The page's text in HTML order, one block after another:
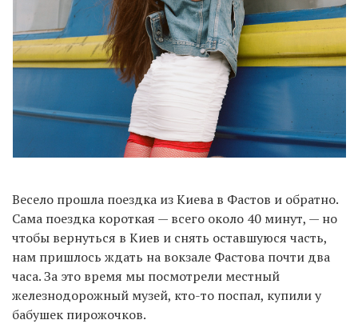
Весело прошла поездка из Киева в Фастов и обратно.
Сама поездка короткая — всего около 40 минут, — но
чтобы вернуться в Киев и снять оставшуюся часть,
нам пришлось ждать на вокзале Фастова почти два
часа. За это время мы посмотрели местный
железнодорожный музей, кто-то поспал, купили у
бабушек пирожочков.